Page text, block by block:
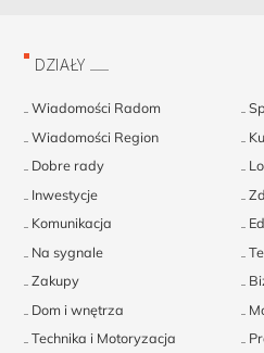
DZIAŁY
Wiadomości Radom
Wiadomości Region
Dobre rady
Inwestycje
Komunikacja
Na sygnale
Zakupy
Dom i wnętrza
Technika i Motoryzacja